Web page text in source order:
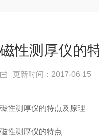
磁性测厚仪的
更新时间：2017-06-15
磁性测厚仪的特点及原理
磁性测厚仪的特点